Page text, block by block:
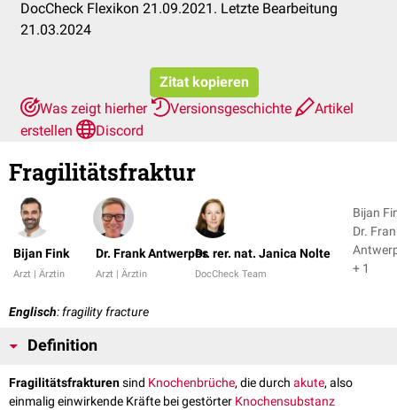
DocCheck Flexikon 21.09.2021. Letzte Bearbeitung
21.03.2024
Zitat kopieren
Was zeigt hierher
Versionsgeschichte
Artikel
erstellen
Discord
Fragilitätsfraktur
Bijan Fink
Arzt | Ärztin
Dr. Frank Antwerpes
Arzt | Ärztin
Dr. rer. nat. Janica Nolte
DocCheck Team
Bijan
Dr.
+ 1
Englisch: fragility fracture
Definition
Fragilitätsfrakturensind Knochenbrüche, die durch akute, also
einmalig einwirkende Kräfte bei gestörter Knochensubstanz